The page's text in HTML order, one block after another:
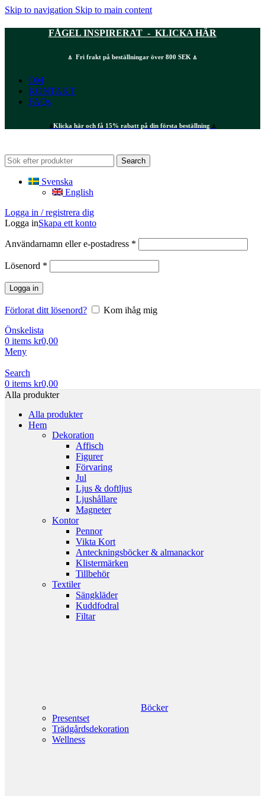
Skip to navigation Skip to main content
FÅGEL INSPIRERAT - KLICKA HÄR
⍋ Fri frakt på beställningar över 800 SEK ⍋
OM
KONTAKT
FAQs
⍋Klicka här och få 15% rabatt på din första beställning ⍋
Search
Svenska
English
Logga in / registrera dig
Logga inSkapa ett konto
Användarnamn eller e-postadress *
Lösenord *
Logga in
Förlorat ditt lösenord?
Kom ihåg mig
Önskelista
0 items kr0,00
Meny
Search
0 items kr0,00
Alla produkter
Alla produkter
Hem
Dekoration
Affisch
Figurer
Förvaring
Jul
Ljus & doftljus
Ljushållare
Magneter
Kontor
Pennor
Vikta Kort
Anteckningsböcker & almanackor
Klistermärken
Tillbehör
Textiler
Sängkläder
Kuddfodral
Filtar
Böcker
Presentset
Trädgårdsdekoration
Wellness